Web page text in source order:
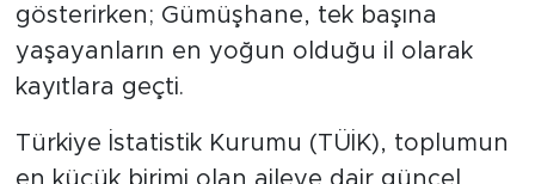
gösterirken; Gümüşhane, tek başına
yaşayanların en yoğun olduğu il olarak
kayıtlara geçti.
Türkiye İstatistik Kurumu (TÜİK), toplumun
en küçük birimi olan aileye dair güncel
YAŞAM
TARİH